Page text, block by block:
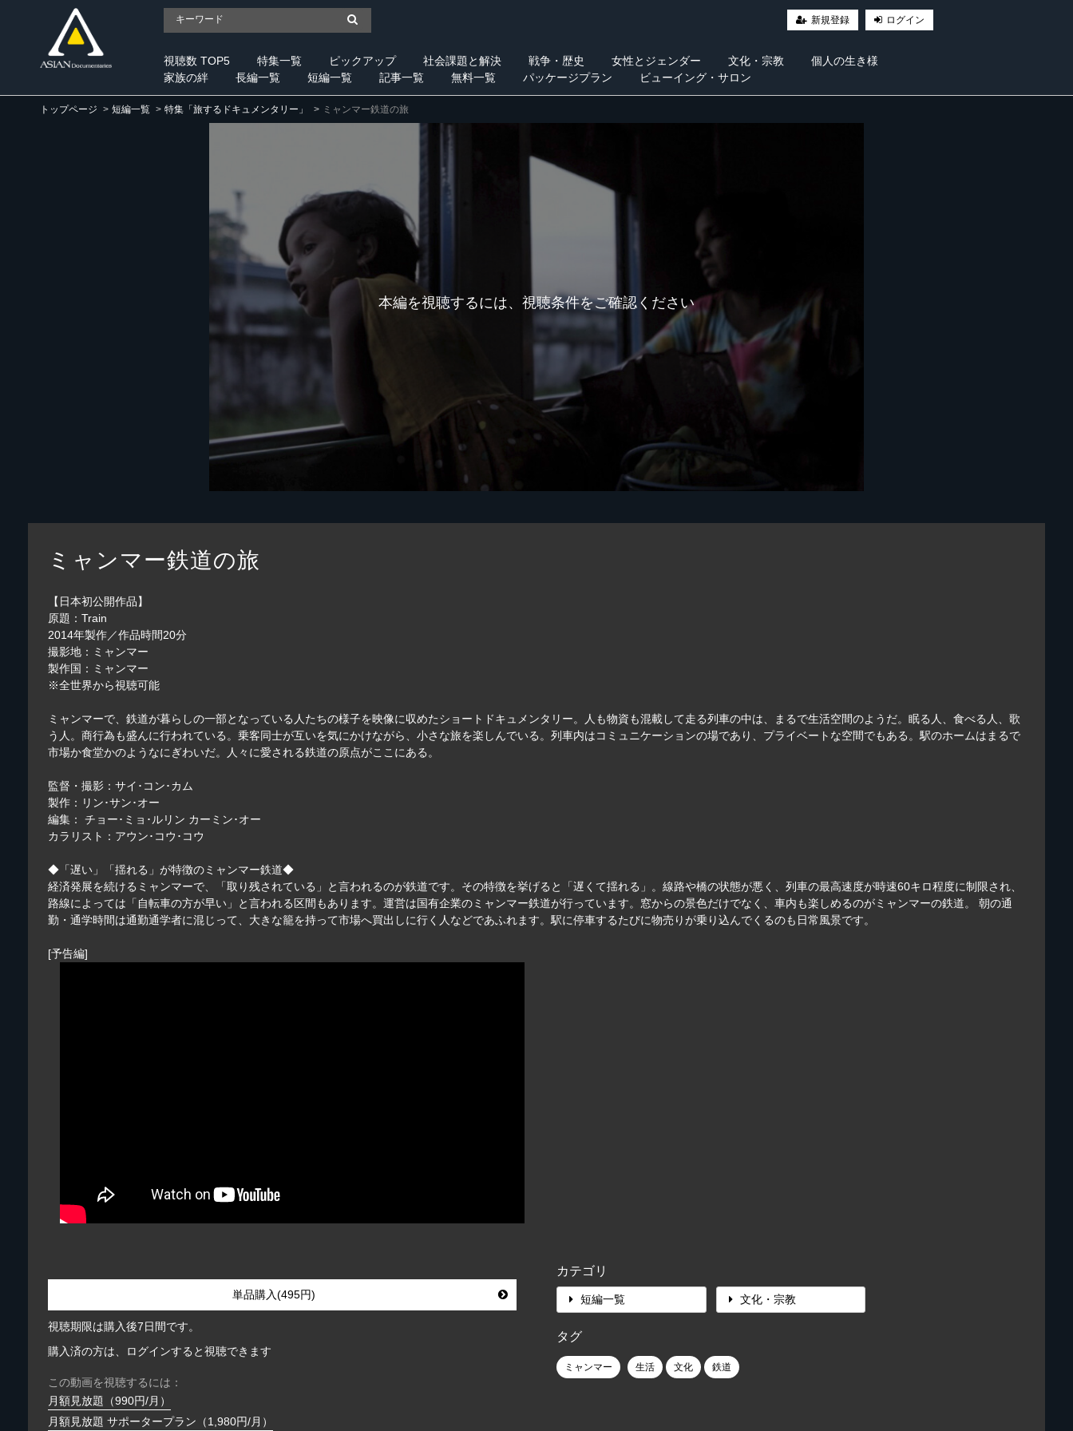
新規登録 ログイン
視聴数 TOP5 特集一覧 ピックアップ 社会課題と解決 戦争・歴史 女性とジェンダー 文化・宗教
個人の生き様
家族の絆
長編一覧 短編一覧 記事一覧 無料一覧 パッケージプラン ビューイング・サロン
トップページ 短編一覧 特集「旅するドキュメンタリー」 ミャンマー鉄道の旅
本編を視聴するには、視聴条件をご確認ください
ミャンマー鉄道の旅
【日本初公開作品】
原題：Train
2014年製作／作品時間20分
撮影地：ミャンマー
製作国：ミャンマー
※全世界から視聴可能
ミャンマーで、鉄道が暮らしの一部となっている人たちの様子を映像に収めたショートドキュメンタリー。人も物資も混載して走る列車の中は、まるで生活空間のようだ。眠る人、食べる人、歌
う人。商行為も盛んに行われている。乗客同士が互いを気にかけながら、小さな旅を楽しんでいる。列車内はコミュニケーションの場であり、プライベートな空間でもある。駅のホームはまるで
市場か食堂かのようなにぎわいだ。人々に愛される鉄道の原点がここにある。
監督・撮影：サイ･コン･カム
製作：リン･サン･オー
編集： チョー･ミョ･ルリン カーミン･オー
カラリスト：アウン･コウ･コウ
◆「遅い」「揺れる」が特徴のミャンマー鉄道◆
経済発展を続けるミャンマーで、「取り残されている」と言われるのが鉄道です。その特徴を挙げると「遅くて揺れる」。線路や橋の状態が悪く、列車の最高速度が時速60キロ程度に制限され、
路線によっては「自転車の方が早い」と言われる区間もあります。運営は国有企業のミャンマー鉄道が行っています。窓からの景色だけでなく、車内も楽しめるのがミャンマーの鉄道。 朝の通
勤・通学時間は通勤通学者に混じって、大きな籠を持って市場へ買出しに行く人などであふれます。駅に停車するたびに物売りが乗り込んでくるのも日常風景です。
[予告編]
単品購入(495円)
視聴期限は購入後7日間です。
購入済の方は、ログインすると視聴できます
この動画を視聴するには：
月額見放題（990円/月）
月額見放題 サポータープラン（1,980円/月）
カテゴリ
短編一覧 文化・宗教
タグ
ミャンマー 生活 文化 鉄道